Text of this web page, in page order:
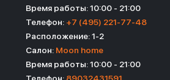
Время работы: 10:00 - 21:00
Телефон: ‎+7 (495) 221-77-48
Расположение: 1-2
Салон: Moon home
Время работы: 10:00 - 21:00